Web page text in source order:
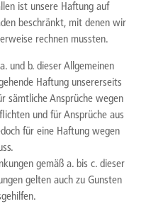
ist unsere Haftung auf
beschränkt, mit denen wir
rechnen mussten.
und b. dieser Allgemeinen
Haftung unsererseits
sämtliche Ansprüche wegen
und für Ansprüche aus
für eine Haftung wegen
gemäß a. bis c. dieser
gelten auch zu Gunsten